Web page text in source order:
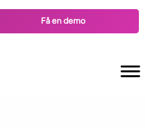
Få en demo